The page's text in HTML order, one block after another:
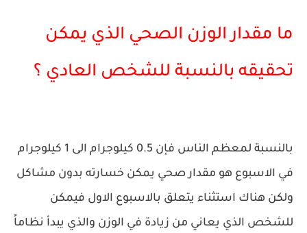
ما مقدار الوزن الصحي الذي يمكن
تحقيقه بالنسبة للشخص العادي ؟
بالنسبة لمعظم الناس فإن 0.5 كيلوجرام الى 1 كيلوجرام
في الاسبوع هو مقدار صحي يمكن خسارته بدون مشاكل
ولكن هناك استثناء يتعلق بالاسبوع الاول فيمكن
للشخص الذي يعاني من زيادة في الوزن والذي يبدأ نظاماً